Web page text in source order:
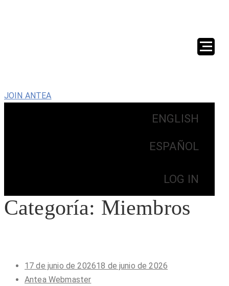
JOIN ANTEA
ENGLISH
ESPAÑOL
LOG IN
Categoría: Miembros
Publicado
en
17 de junio de 202618 de junio de 2026
Antea Webmaster